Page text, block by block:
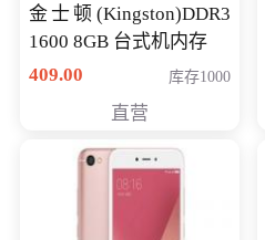
金士顿(Kingston)DDR3
1600 8GB 台式机内存
409.00
库存1000
直营